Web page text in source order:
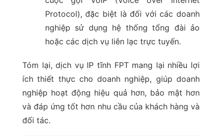
Protocol), đặc biệt là đối với các doanh
nghiệp sử dụng hệ thống tổng đài ảo
hoặc các dịch vụ liên lạc trực tuyến.
Tóm lại, dịch vụ IP tĩnh FPT mang lại nhiều lợi
ích thiết thực cho doanh nghiệp, giúp doanh
nghiệp hoạt động hiệu quả hơn, bảo mật hơn
và đáp ứng tốt hơn nhu cầu của khách hàng và
đối tác.